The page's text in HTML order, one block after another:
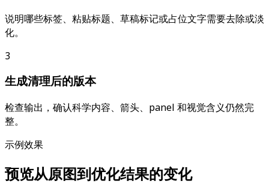
说明哪些标签、粘贴标题、草稿标记或占位文字需要去除或淡
化。
3
生成清理后的版本
检查输出，确认科学内容、箭头、panel 和视觉含义仍然完
整。
示例效果
预览从原图到优化结果的变化